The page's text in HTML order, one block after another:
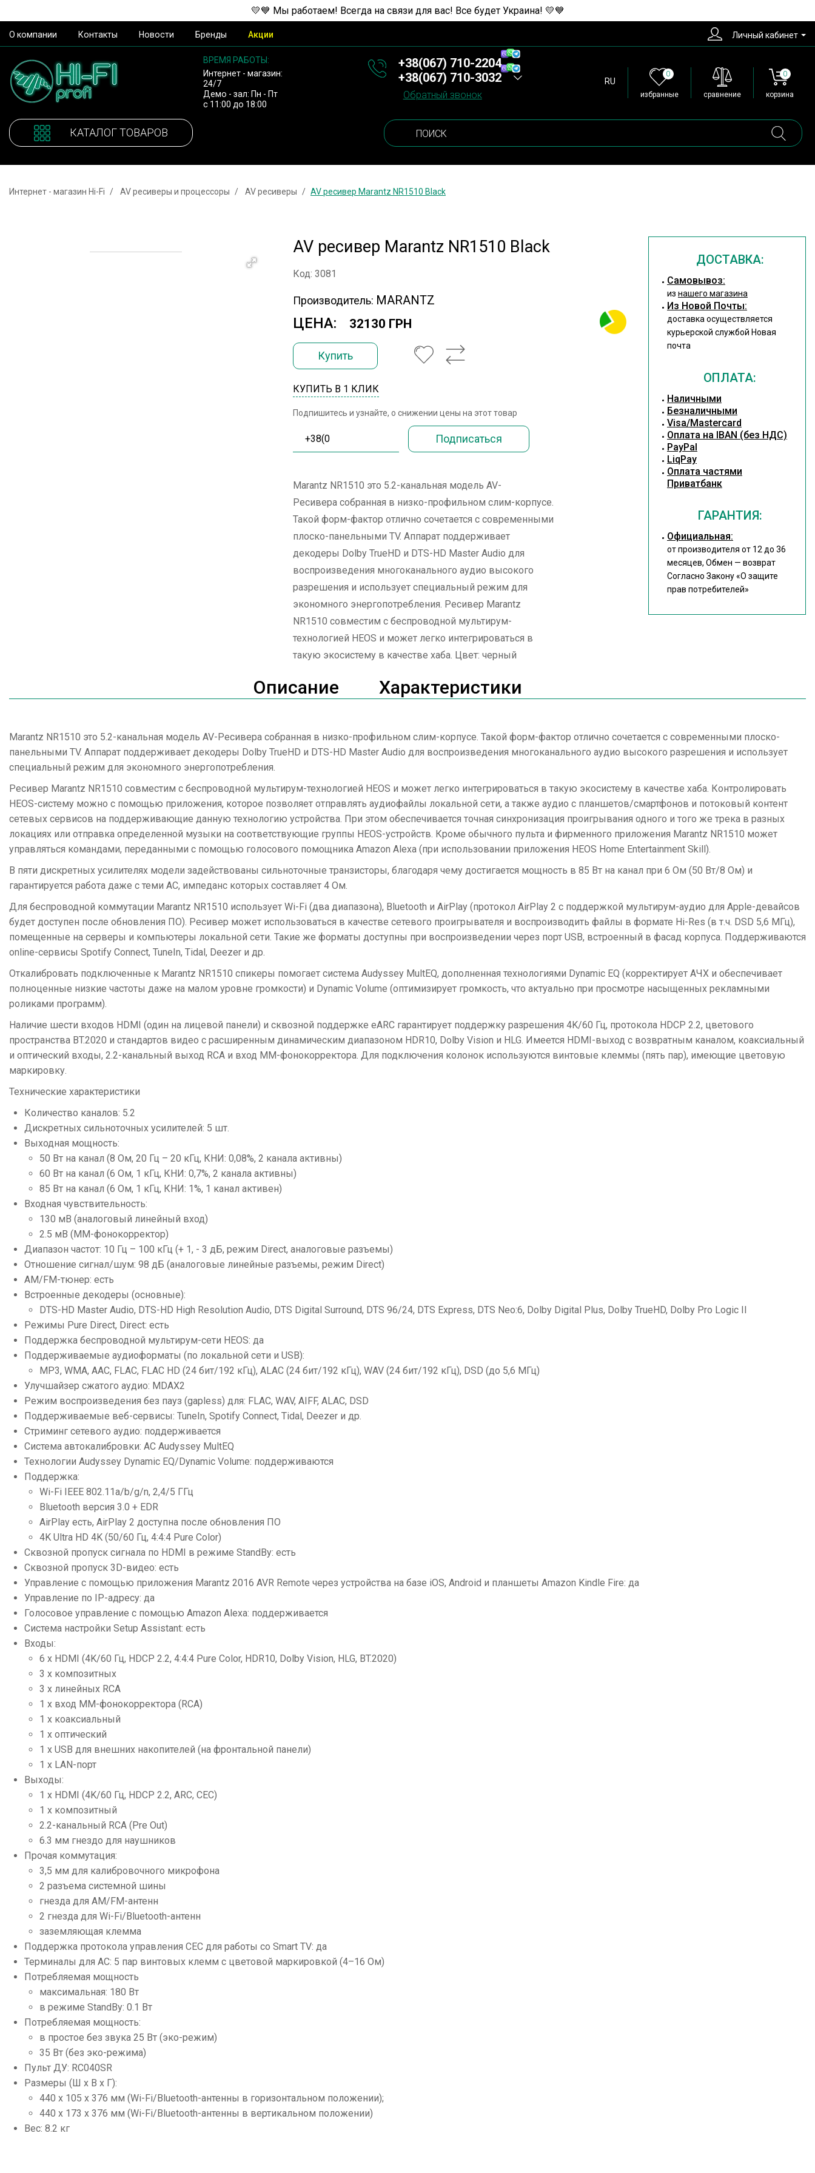
💛💙 Мы работаем! Всегда на связи для вас! Все будет Украина! 💛💙
О компании Контакты Новости Бренды Акции Личный кабинет
ВРЕМЯ РАБОТЫ:
Интернет - магазин:
24/7
Демо - зал: Пн - Пт
с 11:00 до 18:00
+38(067) 710-2204
+38(067) 710-3032
Обратный звонок
RU
0
избранные сравнение
0
корзина
КАТАЛОГ ТОВАРОВ
Интернет - магазин Hi-Fi AV ресиверы и процессоры AV ресиверы AV ресивер Marantz NR1510 Black
AV ресивер Marantz NR1510 Black
Код: 3081
Производитель: MARANTZ
ЦЕНА: 32130 ГРН
Купить
КУПИТЬ В 1 КЛИК
Подпишитесь и узнайте, о снижении цены на этот товар
Marantz NR1510 это 5.2-канальная модель AV-
Ресивера собранная в низко-профильном слим-корпусе.
Такой форм-фактор отлично сочетается с современными
плоско-панельными TV. Аппарат поддерживает
декодеры Dolby TrueHD и DTS-HD Master Audio для
воспроизведения многоканального аудио высокого
разрешения и использует специальный режим для
экономного энергопотребления. Ресивер Marantz
NR1510 совместим с беспроводной мультирум-
технологией HEOS и может легко интегрироваться в
такую экосистему в качестве хаба. Цвет: черный
ДОСТАВКА:
Cамовывоз:
из нашего магазина
Из Новой Почты:
доставка осуществляется
курьерской службой Новая
почта
ОПЛАТА:
Наличными
Безналичными
Visa/Mastercard
Оплата на IBAN (без НДС)
PayPal
LiqPay
Оплата частями
Приватбанк
ГАРАНТИЯ:
Официальная:
от производителя от 12 до 36
месяцев, Обмен — возврат
Согласно Закону«О защите
прав потребителей»
Описание Характеристики
Marantz NR1510 это 5.2-канальная модель AV-Ресивера собранная в низко-профильном слим-корпусе. Такой форм-фактор отлично сочетается с современными плоско-
панельными TV. Аппарат поддерживает декодеры Dolby TrueHD и DTS-HD Master Audio для воспроизведения многоканального аудио высокого разрешения и использует
специальный режим для экономного энергопотребления.
Ресивер Marantz NR1510 совместим с беспроводной мультирум-технологией HEOS и может легко интегрироваться в такую экосистему в качестве хаба. Контролировать
HEOS-систему можно с помощью приложения, которое позволяет отправлять аудиофайлы локальной сети, а также аудио с планшетов/смартфонов и потоковый контент
сетевых сервисов на поддерживающие данную технологию устройства. При этом обеспечивается точная синхронизация проигрывания одного и того же трека в разных
локациях или отправка определенной музыки на соответствующие группы HEOS-устройств. Кроме обычного пульта и фирменного приложения Marantz NR1510 может
управляться командами, переданными с помощью голосового помощника Amazon Alexa (при использовании приложения HEOS Home Entertainment Skill).
В пяти дискретных усилителях модели задействованы сильноточные транзисторы, благодаря чему достигается мощность в 85 Вт на канал при 6 Ом (50 Вт/8 Ом) и
гарантируется работа даже с теми АС, импеданс которых составляет 4 Ом.
Для беспроводной коммутации Marantz NR1510 использует Wi-Fi (два диапазона), Bluetooth и AirPlay (протокол AirPlay 2 с поддержкой мультирум-аудио для Apple-девайсов
будет доступен после обновления ПО). Ресивер может использоваться в качестве сетевого проигрывателя и воспроизводить файлы в формате Hi-Res (в т.ч. DSD 5,6 МГц),
помещенные на серверы и компьютеры локальной сети. Такие же форматы доступны при воспроизведении через порт USB, встроенный в фасад корпуса. Поддерживаются
online-сервисы Spotify Connect, TuneIn, Tidal, Deezer и др.
Откалибровать подключенные к Marantz NR1510 спикеры помогает система Audyssey MultEQ, дополненная технологиями Dynamic EQ (корректирует АЧХ и обеспечивает
полноценные низкие частоты даже на малом уровне громкости) и Dynamic Volume (оптимизирует громкость, что актуально при просмотре насыщенных рекламными
роликами программ).
Наличие шести входов HDMI (один на лицевой панели) и сквозной поддержке eARC гарантирует поддержку разрешения 4K/60 Гц, протокола HDCP 2.2, цветового
пространства BT.2020 и стандартов видео с расширенным динамическим диапазоном HDR10, Dolby Vision и HLG. Имеется HDMI-выход с возвратным каналом, коаксиальный
и оптический входы, 2.2-канальный выход RCA и вход MM-фонокорректора. Для подключения колонок используются винтовые клеммы (пять пар), имеющие цветовую
маркировку.
Технические характеристики
Количество каналов: 5.2
Дискретных сильноточных усилителей: 5 шт.
Выходная мощность:
50 Вт на канал (8 Ом, 20 Гц – 20 кГц, КНИ: 0,08%, 2 канала активны)
60 Вт на канал (6 Ом, 1 кГц, КНИ: 0,7%, 2 канала активны)
85 Вт на канал (6 Ом, 1 кГц, КНИ: 1%, 1 канал активен)
Входная чувствительность:
130 мВ (аналоговый линейный вход)
2.5 мВ (MM-фонокорректор)
Диапазон частот: 10 Гц – 100 кГц (+ 1, - 3 дБ, режим Direct, аналоговые разъемы)
Отношение сигнал/шум: 98 дБ (аналоговые линейные разъемы, режим Direct)
AM/FM-тюнер: есть
Встроенные декодеры (основные):
DTS-HD Master Audio, DTS-HD High Resolution Audio, DTS Digital Surround, DTS 96/24, DTS Express, DTS Neo:6, Dolby Digital Plus, Dolby TrueHD, Dolby Pro Logic II
Режимы Pure Direct, Direct: есть
Поддержка беспроводной мультирум-сети HEOS: да
Поддерживаемые аудиоформаты (по локальной сети и USB):
MP3, WMA, AAC, FLAC, FLAC HD (24 бит/192 кГц), ALAC (24 бит/192 кГц), WAV (24 бит/192 кГц), DSD (до 5,6 МГц)
Улучшайзер сжатого аудио: MDAX2
Режим воспроизведения без пауз (gapless) для: FLAC, WAV, AIFF, ALAC, DSD
Поддерживаемые веб-сервисы: TuneIn, Spotify Connect, Tidal, Deezer и др.
Стриминг сетевого аудио: поддерживается
Система автокалибровки: АС Audyssey MultEQ
Технологии Audyssey Dynamic EQ/Dynamic Volume: поддерживаются
Поддержка:
Wi-Fi IEEE 802.11a/b/g/n, 2,4/5 ГГц
Bluetooth версия 3.0 + EDR
AirPlay есть, AirPlay 2 доступна после обновления ПО
4K Ultra HD 4K (50/60 Гц, 4:4:4 Pure Color)
Сквозной пропуск сигнала по HDMI в режиме StandBy: есть
Сквозной пропуск 3D-видео: есть
Управление с помощью приложения Marantz 2016 AVR Remote через устройства на базе iOS, Android и планшеты Amazon Kindle Fire: да
Управление по IP-адресу: да
Голосовое управление с помощью Amazon Alexa: поддерживается
Система настройки Setup Assistant: есть
Входы:
6 x HDMI (4K/60 Гц, HDCP 2.2, 4:4:4 Pure Color, HDR10, Dolby Vision, HLG, BT.2020)
3 x композитных
3 x линейных RCA
1 x вход MM-фонокорректора (RCA)
1 x коаксиальный
1 x оптический
1 x USB для внешних накопителей (на фронтальной панели)
1 x LAN-порт
Выходы:
1 x HDMI (4K/60 Гц, HDCP 2.2, ARC, CEC)
1 x композитный
2.2-канальный RCA (Pre Out)
6.3 мм гнездо для наушников
Прочая коммутация:
3,5 мм для калибровочного микрофона
2 разъема системной шины
гнезда для AM/FM-антенн
2 гнезда для Wi-Fi/Bluetooth-антенн
заземляющая клемма
Поддержка протокола управления CEC для работы со Smart TV: да
Терминалы для АС: 5 пар винтовых клемм с цветовой маркировкой (4–16 Ом)
Потребляемая мощность
максимальная: 180 Вт
в режиме StandBy: 0.1 Вт
Потребляемая мощность:
в простое без звука 25 Вт (эко-режим)
35 Вт (без эко-режима)
Пульт ДУ: RC040SR
Размеры (Ш х В х Г):
440 x 105 x 376 мм (Wi-Fi/Bluetooth-антенны в горизонтальном положении);
440 x 173 x 376 мм (Wi-Fi/Bluetooth-антенны в вертикальном положении)
Вес: 8.2 кг